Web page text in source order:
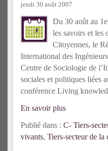
jeudi 30 août 2007
Du 30 août au
les savoirs et les
Citoyennes, le
International des
Centre de Sociologie de
sociales et politiques liées
conférence Living
En savoir plus
Publié dans : C- Tiers-
vivants, Tiers-secteur de la